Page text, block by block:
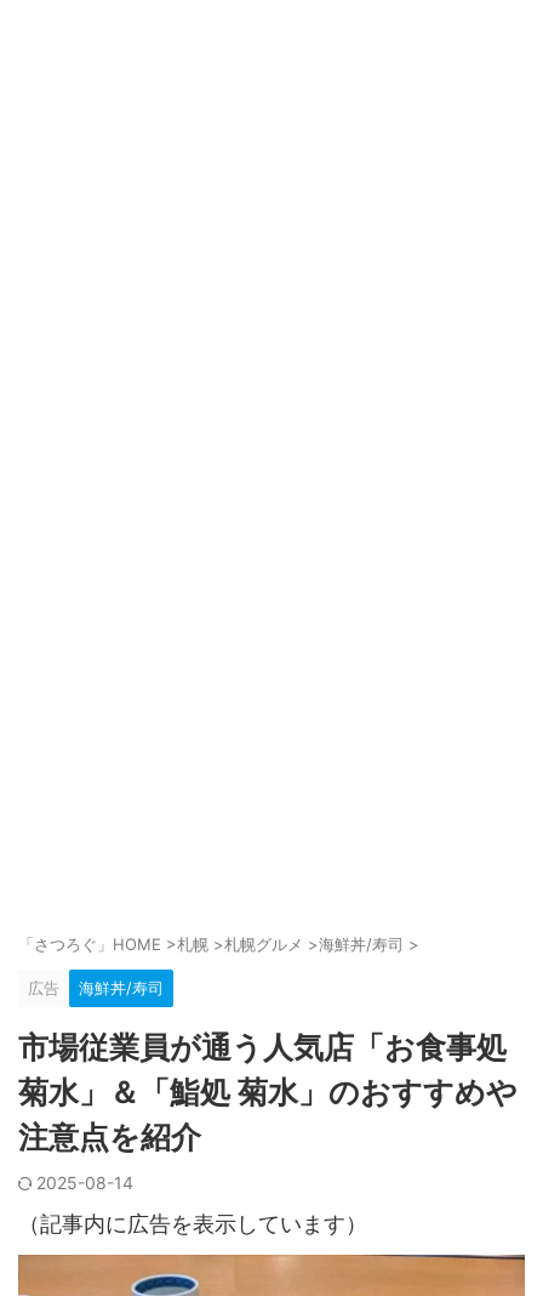
「さつろぐ」HOME >札幌 >札幌グルメ >海鮮丼/寿司 >
広告 海鮮丼/寿司
市場従業員が通う人気店「お食事処
菊水」＆「鮨処 菊水」のおすすめや
注意点を紹介
2025-08-14
（記事内に広告を表示しています）